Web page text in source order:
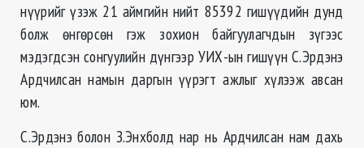
нүүрийг үзэж 21 аймгийн нийт 85392 гишүүдийн дунд
болж өнгөрсөн гэж зохион байгуулагчдын зүгээс
мэдэгдсэн сонгуулийн дүнгээр УИХ-ын гишүүн С.Эрдэнэ
Ардчилсан намын даргын үүрэгт ажлыг хүлээж авсан
юм.
С.Эрдэнэ болон З.Энхболд нар нь Ардчилсан нам дахь